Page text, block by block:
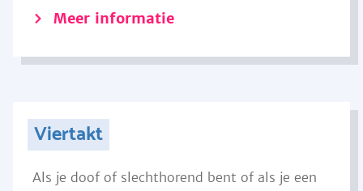
Meer informatie
Viertakt
Als je doof of slechthorend bent of als je een